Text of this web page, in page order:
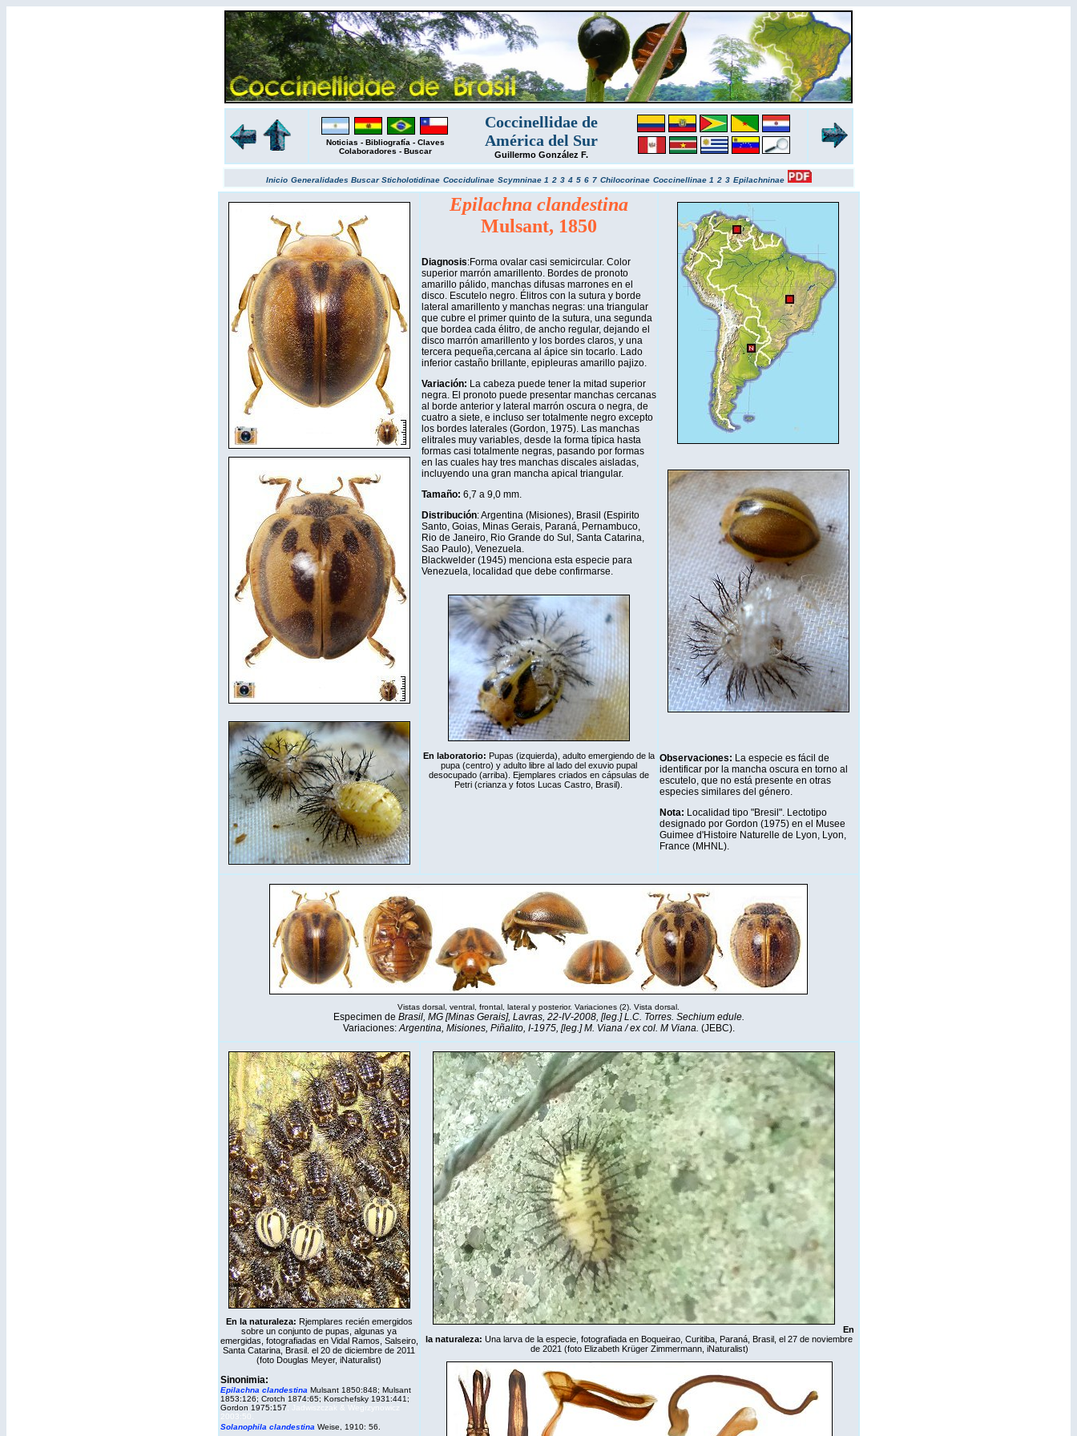
Noticias - Bibliografía - Claves
Colaboradores - Buscar
Coccinellidae de
América del Sur
Guillermo González F.
Inicio Generalidades BuscarSticholotidinae Coccidulinae Scymninae 1 2 3 4 5 6 7 Chilocorinae Coccinellinae 1 2 3 Epilachninae
Epilachna clandestina
Mulsant, 1850
Diagnosis:Forma ovalar casi semicircular. Color
superior marrón amarillento. Bordes de pronoto
amarillo pálido, manchas difusas marrones en el
disco. Escutelo negro. Élitros con la sutura y borde
lateral amarillento y manchas negras: una triangular
que cubre el primer quinto de la sutura, una segunda
que bordea cada élitro, de ancho regular, dejando el
disco marrón amarillento y los bordes claros, y una
tercera pequeña,cercana al ápice sin tocarlo. Lado
inferior castaño brillante, epipleuras amarillo pajizo.
Variación: La cabeza puede tener la mitad superior
negra. El pronoto puede presentar manchas cercanas
al borde anterior y lateral marrón oscura o negra, de
cuatro a siete, e incluso ser totalmente negro excepto
los bordes laterales (Gordon, 1975). Las manchas
elitrales muy variables, desde la forma típica hasta
formas casi totalmente negras, pasando por formas
en las cuales hay tres manchas discales aisladas,
incluyendo una gran mancha apical triangular.
Tamaño: 6,7 a 9,0 mm.
Distribución: Argentina (Misiones), Brasil (Espirito
Santo, Goias, Minas Gerais, Paraná, Pernambuco,
Rio de Janeiro, Rio Grande do Sul, Santa Catarina,
Sao Paulo), Venezuela.
Blackwelder (1945) menciona esta especie para
Venezuela, localidad que debe confirmarse.
En laboratorio: Pupas (izquierda), adulto emergiendo de la
pupa (centro) y adulto libre al lado del exuvio pupal
desocupado (arriba). Ejemplares criados en cápsulas de
Petri (crianza y fotos Lucas Castro, Brasil).
Observaciones: La especie es fácil de
identificar por la mancha oscura en torno al
escutelo, que no está presente en otras
especies similares del género.
Nota: Localidad tipo "Bresil". Lectotipo
designado por Gordon (1975) en el Musee
Guimee d'Histoire Naturelle de Lyon, Lyon,
France (MHNL).
Vistas dorsal, ventral, frontal, lateral y posterior. Variaciones (2). Vista dorsal.
Especimen de Brasil, MG [Minas Gerais], Lavras, 22-IV-2008, [leg.] L.C. Torres. Sechium edule.
Variaciones:Argentina, Misiones, Piñalito, I-1975, [leg.] M. Viana / ex col. M Viana. (JEBC).
En la naturaleza: Rjemplares recién emergidos
sobre un conjunto de pupas, algunas ya
emergidas, fotografiadas en Vidal Ramos, Salseiro,
Santa Catarina, Brasil. el 20 de diciembre de 2011
(foto Douglas Meyer, iNaturalist)
Sinonimia:
Epilachna clandestina Mulsant 1850:848; Mulsant
1853:126; Crotch 1874:65; Korschefsky 1931:441;
Gordon 1975:157;
Jadwiszczak & Wegrzynowicz
2003:50.
Solanophila clandestina Weise, 1910: 56.
En
la naturaleza: Una larva de la especie, fotografiada en Boqueirao, Curitiba, Paraná, Brasil, el 27 de noviembre
de 2021 (foto Elizabeth Krüger Zimmermann, iNaturalist)